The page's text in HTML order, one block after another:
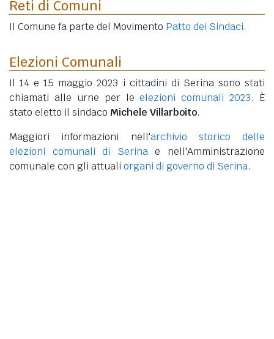
Reti di Comuni
Il Comune fa parte del Movimento Patto dei Sindaci.
Elezioni Comunali
Il 14 e 15 maggio 2023 i cittadini di Serina sono stati
chiamati alle urne per leelezioni comunali 2023. È
stato eletto il sindaco Michele Villarboito.
Maggiori informazioni nell'archivio storico delle
elezioni comunali di Serinae nell'Amministrazione
comunale con gli attuali organi di governo di Serina.